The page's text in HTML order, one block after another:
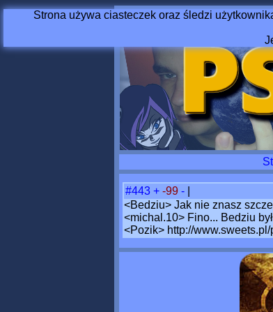
Strona używa ciasteczek oraz śledzi
#443 + -99 -
<Bedziu> Jak nie znasz
<michal.10> Fino... Bedziu
<Pozik> http://